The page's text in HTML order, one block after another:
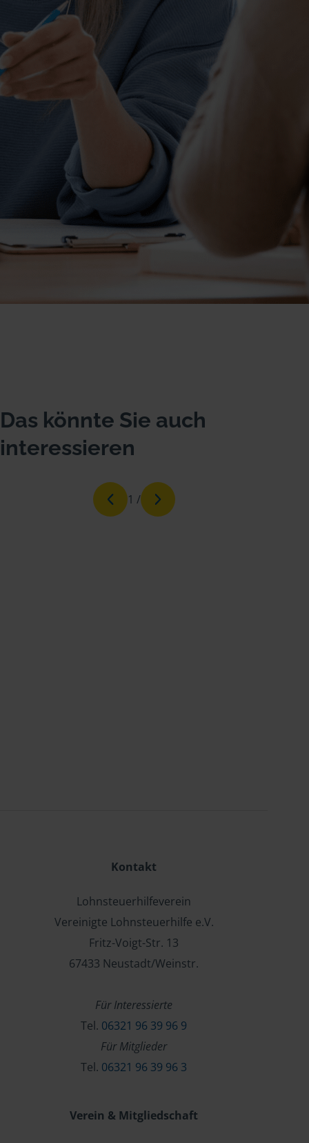
Das könnte Sie auch
interessieren
1 /
Kontakt
Lohnsteuerhilfeverein
Vereinigte Lohnsteuerhilfe e.V.
Fritz-Voigt-Str. 13
67433 Neustadt/Weinstr.
Für Interessierte
Tel. 06321 96 39 96 9
Für Mitglieder
Tel. 06321 96 39 96 3
Verein & Mitgliedschaft